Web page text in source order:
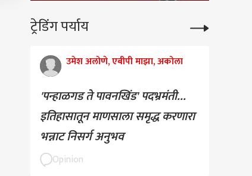
ट्रेडिंग पर्याय
उमेश अलोणे, एबीपी माझा, अकोला
'पन्हाळगड ते पावनखिंड' पदभ्रमंती...
इतिहासातून माणसाला समृद्ध करणारा
भन्नाट निसर्ग अनुभव
Opinion